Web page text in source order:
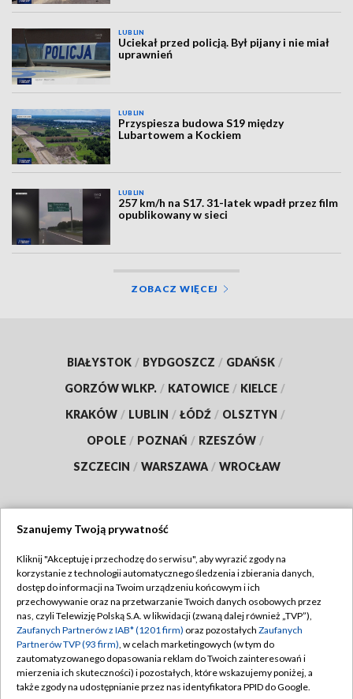
LUBLIN
Uciekał przed policją. Był pijany i nie miał
uprawnień
LUBLIN
Przyspiesza budowa S19 między
Lubartowem a Kockiem
LUBLIN
257 km/h na S17. 31-latek wpadł przez film
opublikowany w sieci
ZOBACZ WIĘCEJ
BIAŁYSTOK / BYDGOSZCZ / GDAŃSK /
GORZÓW WLKP. / KATOWICE / KIELCE /
KRAKÓW / LUBLIN / ŁÓDŹ / OLSZTYN /
OPOLE / POZNAŃ / RZESZÓW /
SZCZECIN / WARSZAWA / WROCŁAW
TVP
Abonament TVP
Emisja w TVP
Centrum informacji TVP
Naziemna Telewizja Cyfrowa
Regulamin TVP
Polityka prywatności
Moje zgody
Pomoc
Szanujemy Twoją prywatność
Kliknij "Akceptuję i przechodzę do serwisu", aby wyrazić zgody na
korzystanie z technologii automatycznego śledzenia i zbierania danych,
dostęp do informacji na Twoim urządzeniu końcowym i ich
przechowywanie oraz na przetwarzanie Twoich danych osobowych przez
nas, czyli Telewizję Polską S.A. w likwidacji (zwaną dalej również „TVP”),
Zaufanych Partnerów z IAB* (1201 firm) oraz pozostałych Zaufanych
Partnerów TVP (93 firm), w celach marketingowych (w tym do
zautomatyzowanego dopasowania reklam do Twoich zainteresowań i
mierzenia ich skuteczności) i pozostałych, które wskazujemy poniżej, a
także zgody na udostępnianie przez nas identyfikatora PPID do Google.